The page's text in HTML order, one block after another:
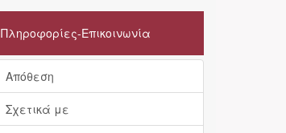
Πληροφορίες-Επικοινωνία
Απόθεση
Σχετικά με